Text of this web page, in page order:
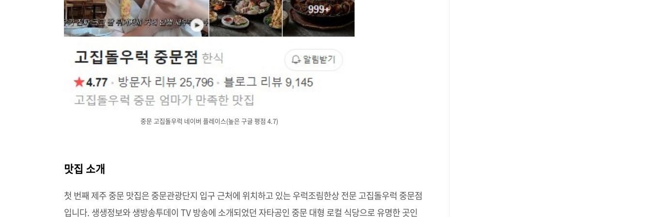
중문 고집돌우럭 네이버 플레이스(높은 구글 평점 4.7)
맛집 소개
첫 번째 제주 중문 맛집은 중문관광단지 입구 근처에 위치하고 있는 우럭조림한상 전문 고집돌우럭 중문점
입니다. 생생정보와 생방송투데이 TV 방송에 소개되었던 자타공인 중문 대형 로컬 식당으로 유명한 곳인